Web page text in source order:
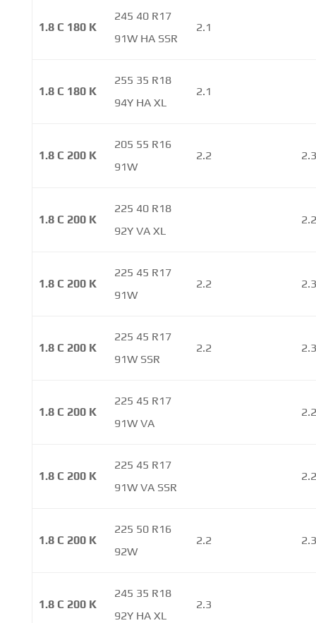
1.8 C 180 K
245 40 R17
91W HA SSR
2.1
1.8 C 180 K
255 35 R18
94Y HA XL
2.1
1.8 C 200 K
205 55 R16
91W
2.2
1.8 C 200 K
225 40 R18
92Y VA XL
1.8 C 200 K
225 45 R17
91W
2.2
1.8 C 200 K
225 45 R17
91W SSR
2.2
1.8 C 200 K
225 45 R17
91W VA
1.8 C 200 K
225 45 R17
91W VA SSR
1.8 C 200 K
225 50 R16
92W
2.2
1.8 C 200 K
245 35 R18
92Y HA XL
2.3